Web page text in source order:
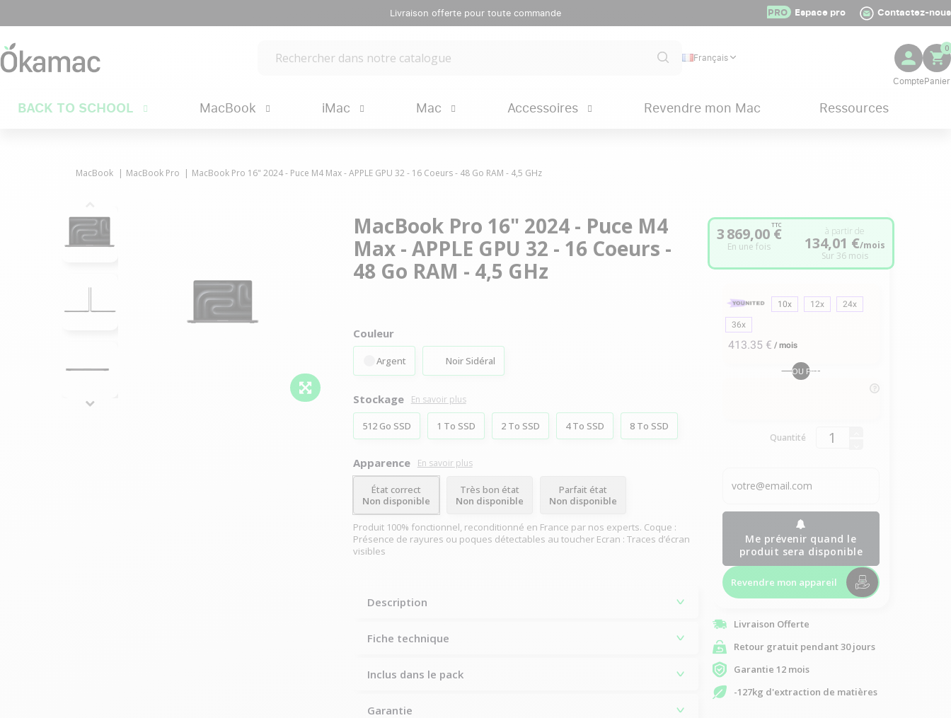
Livraison offerte pour toute commande PRO Espace pro Contactez-nous
Français
0
BACK TO SCHOOL MacBook iMac Mac Accessoires Revendre mon Mac Ressources
MacBook MacBook Pro MacBook Pro 16" 2024 - Puce M4 Max - APPLE GPU 32 - 16 Coeurs - 48 Go RAM - 4,5 GHz
MacBook Pro 16" 2024 - Puce M4
Max - APPLE GPU 32 - 16 Coeurs -
48 Go RAM - 4,5 GHz
Couleur
Argent Noir Sidéral
Stockage En savoir plus
512 Go SSD 1 To SSD 2 To SSD 4 To SSD 8 To SSD
Apparence En savoir plus
État correct
Non disponible
Très bon état
Non disponible
Parfait état
Non disponible
Produit 100% fonctionnel, reconditionné en France par nos experts. Coque :
Présence de rayures ou poques détectables au toucher Ecran : Traces d’écran
visibles
Description
Fiche technique
Inclus dans le pack
Garantie
3 869,00 €
TTC
En une fois
à partir de
134,01 €/mois
Sur 36 mois
10x 12x 24x
36x
413.35 € / mois
OU PAYER EN
Quantité
Me prévenir quand le
produit sera disponible
Revendre mon appareil
Livraison Offerte
Retour gratuit pendant 30 jours
Garantie 12 mois
-127kg d'extraction de matières